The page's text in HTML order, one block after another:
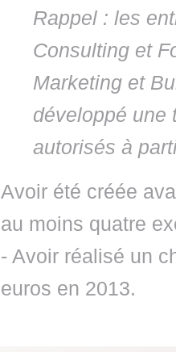
Rappel : les
Consulting et
Marketing et
développé une
autorisés à
Avoir été créée
au moins quatre
- Avoir réalisé un
euros en 2013.